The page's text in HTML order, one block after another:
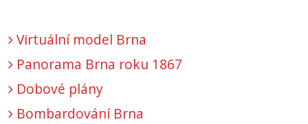
Virtuální model Brna
Panorama Brna roku 1867
Dobové plány
Bombardování Brna